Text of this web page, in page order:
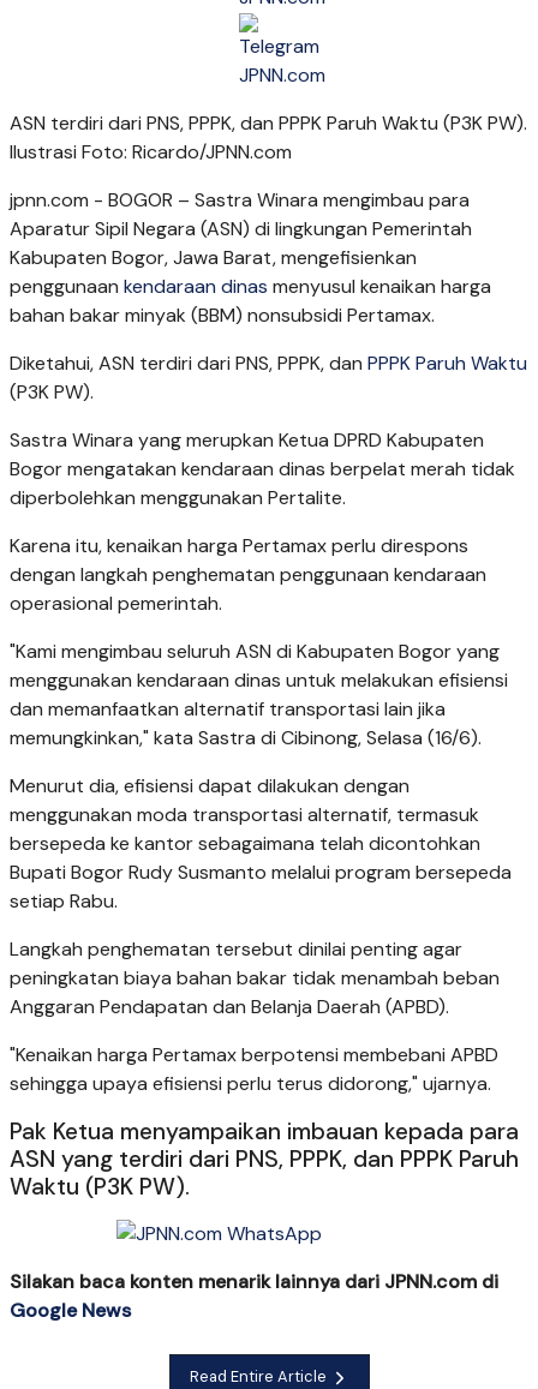
ASN terdiri dari PNS, PPPK, dan PPPK Paruh Waktu (P3K PW).
Ilustrasi Foto: Ricardo/JPNN.com
jpnn.com - BOGOR – Sastra Winara mengimbau para
Aparatur Sipil Negara (ASN) di lingkungan Pemerintah
Kabupaten Bogor, Jawa Barat, mengefisienkan
penggunaan kendaraan dinas menyusul kenaikan harga
bahan bakar minyak (BBM) nonsubsidi Pertamax.
Diketahui, ASN terdiri dari PNS, PPPK, dan PPPK Paruh Waktu
(P3K PW).
Sastra Winara yang merupkan Ketua DPRD Kabupaten
Bogor mengatakan kendaraan dinas berpelat merah tidak
diperbolehkan menggunakan Pertalite.
Karena itu, kenaikan harga Pertamax perlu direspons
dengan langkah penghematan penggunaan kendaraan
operasional pemerintah.
"Kami mengimbau seluruh ASN di Kabupaten Bogor yang
menggunakan kendaraan dinas untuk melakukan efisiensi
dan memanfaatkan alternatif transportasi lain jika
memungkinkan," kata Sastra di Cibinong, Selasa (16/6).
Menurut dia, efisiensi dapat dilakukan dengan
menggunakan moda transportasi alternatif, termasuk
bersepeda ke kantor sebagaimana telah dicontohkan
Bupati Bogor Rudy Susmanto melalui program bersepeda
setiap Rabu.
Langkah penghematan tersebut dinilai penting agar
peningkatan biaya bahan bakar tidak menambah beban
Anggaran Pendapatan dan Belanja Daerah (APBD).
"Kenaikan harga Pertamax berpotensi membebani APBD
sehingga upaya efisiensi perlu terus didorong," ujarnya.
Pak Ketua menyampaikan imbauan kepada para
ASN yang terdiri dari PNS, PPPK, dan PPPK Paruh
Waktu (P3K PW).
Silakan baca konten menarik lainnya dari JPNN.com di
Google News
Read Entire Article